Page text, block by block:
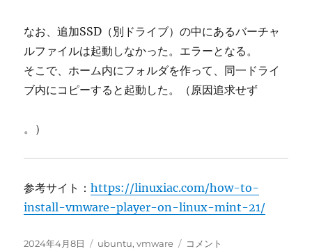
なお、追加SSD（別ドライブ）の中にあるバーチャ
ルファイルは起動しなかった。エラーとなる。
そこで、ホーム内にフォルダを作って、同一ドライ
ブ内にコピーすると起動した。（原因追求せず
。）
参考サイト：https://linuxiac.com/how-to-
install-vmware-player-on-linux-mint-21/
投
2024年4月8日
カ
ubuntu,vmware
linux
コメント